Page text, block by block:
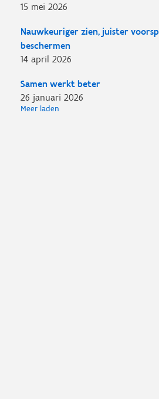
15 mei 2026
Nauwkeuriger zien, juister
beschermen
14 april 2026
Samen werkt beter
26 januari 2026
Meer laden